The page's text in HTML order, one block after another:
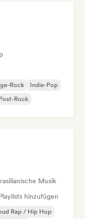
Rock
Indie-Pop
Rock
Musik
hinzufügen
Rap / Hip Hop